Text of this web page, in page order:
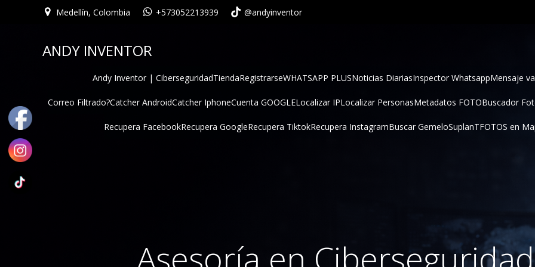
Medellín, Colombia +573052213939 @andyinventor
ANDY INVENTOR
Andy Inventor | CiberseguridadTiendaRegistrarseWHATSAPP PLUSNoticias DiariasInspector WhatsappMensaje
Correo Filtrado?Catcher AndroidCatcher IphoneCuenta GOOGLELocalizar IPLocalizar PersonasMetadatos FOTOBuscador
Recupera FacebookRecupera GoogleRecupera TiktokRecupera InstagramBuscar GemeloSuplanTFOTOS en
Asesoría en